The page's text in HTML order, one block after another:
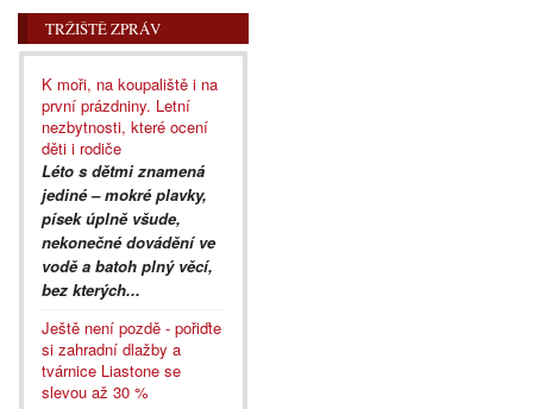
TRŽIŠTĚ ZPRÁV
K moři, na koupaliště i na
první prázdniny. Letní
nezbytnosti, které ocení
děti i rodiče
Léto s dětmi znamená
jediné – mokré plavky,
písek úplně všude,
nekonečné dovádění ve
vodě a batoh plný věcí,
bez kterých...
Ještě není pozdě - pořiďte
si zahradní dlažby a
tvárnice Liastone se
slevou až 30 %